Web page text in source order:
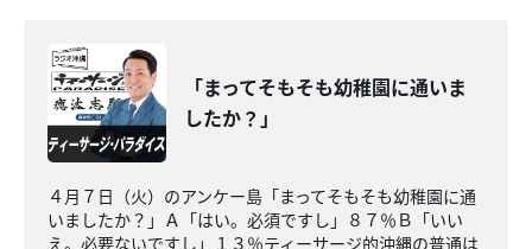
「まってそもそも幼稚園に通いま
したか？」
４月７日（火）のアンケー島「まってそもそも幼稚園に通
いましたか？」Ａ「はい。必須ですし」８７％Ｂ「いい
え。必要ないですし」１３％ティーサージ的沖縄の普通は